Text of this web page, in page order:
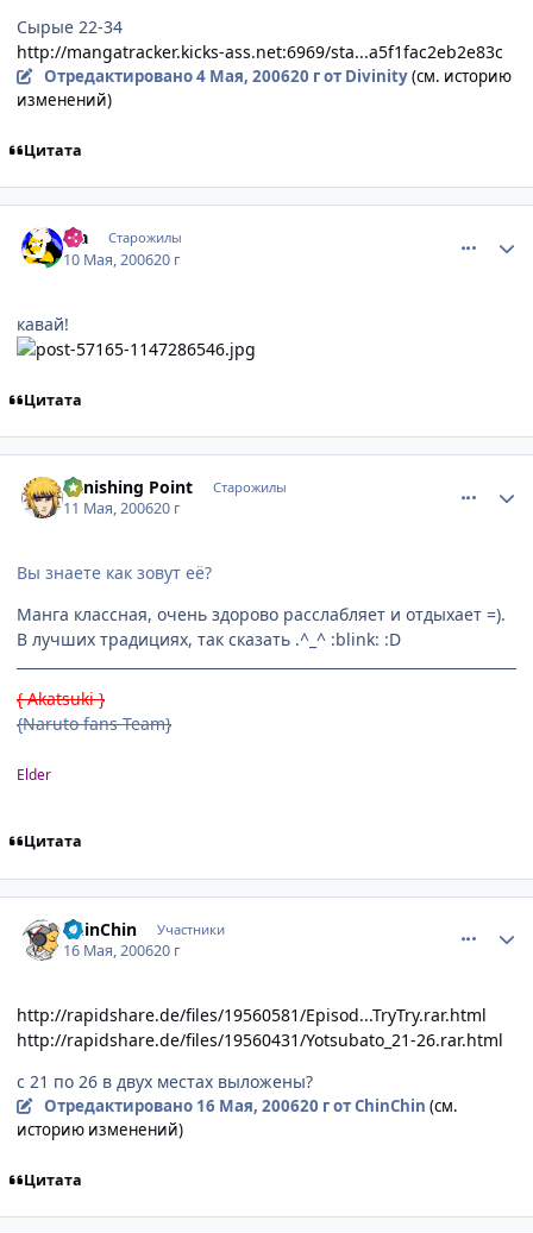
Сырые 22-34
http://mangatracker.kicks-ass.net:6969/sta...a5f1fac2eb2e83c
Отредактировано4 Мая, 200620 гот Divinity(см. историю
изменений)
Цитата
iha Старожилы
10 Мая, 200620 г
кавай!
Цитата
Vanishing Point Старожилы
11 Мая, 200620 г
Вы знаете как зовут её?
Манга классная, очень здорово расслабляет и отдыхает =).
В лучших традициях, так сказать .^_^ :blink: :D
{ Akatsuki }
{Naruto fans Team}
Elder
Цитата
ChinChin Участники
16 Мая, 200620 г
http://rapidshare.de/files/19560581/Episod...TryTry.rar.html
http://rapidshare.de/files/19560431/Yotsubato_21-26.rar.html
с 21 по 26 в двух местах выложены?
Отредактировано 16 Мая, 200620 гот ChinChin (см.
историю изменений)
Цитата